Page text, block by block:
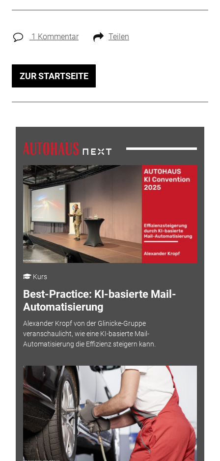
1 Kommentar Teilen
ZUR STARTSEITE
Kurs
Best-Practice: KI-basierte Mail-
Automatisierung
Alexander Kropf von der Glinicke-Gruppe
veranschaulicht, wie eine KI-basierte Mail-
Automatisierung die Effizienz steigern kann.